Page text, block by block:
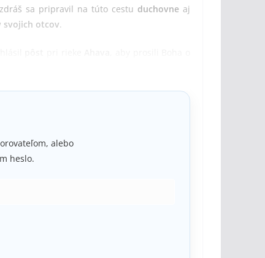
sa pripravil na túto cestu duchovne aj
svojich otcov.
alebo
heslo.